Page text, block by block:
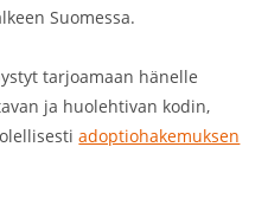
Suomessa.
tarjoamaan hänelle
ja huolehtivan kodin,
adoptiohakemuksen